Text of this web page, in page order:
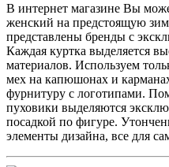
В интернет магазине Вы
женский на предстоящую
представлены бренды с
Каждая куртка выделяется
материалов. Используем
мех на капюшонах и
фурнитуру с логотипами.
пуховики выделяются
посадкой по фигуре.
элементы дизайна, все для